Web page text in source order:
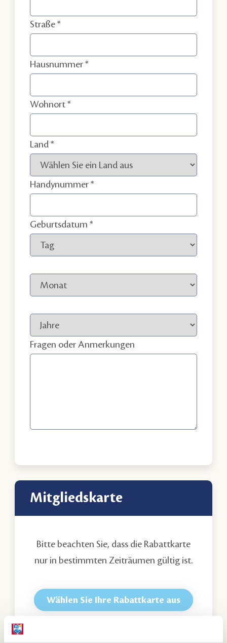
Straße
Hausnummer
Wohnort
Land
Handynummer
Geburtsdatum
Fragen oder Anmerkungen
Mitgliedskarte
Bitte beachten Sie, dass die Rabattkarte
nur in bestimmten Zeiträumen gültig ist.
Wählen Sie Ihre Rabattkarte aus